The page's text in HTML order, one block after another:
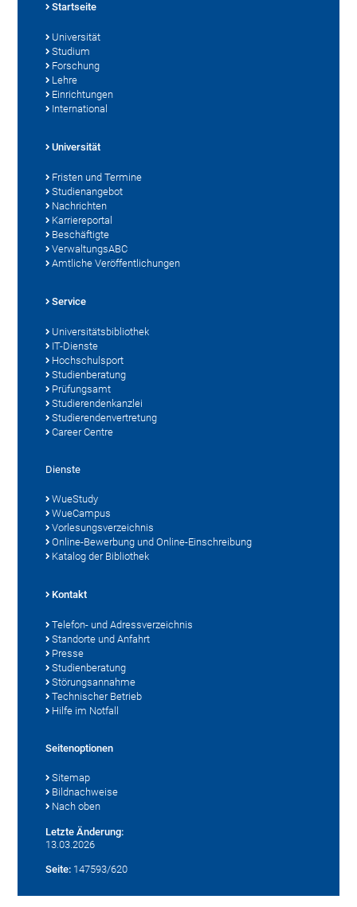
Startseite
Universität
Studium
Forschung
Lehre
Einrichtungen
International
Universität
Fristen und Termine
Studienangebot
Nachrichten
Karriereportal
Beschäftigte
VerwaltungsABC
Amtliche Veröffentlichungen
Service
Universitätsbibliothek
IT-Dienste
Hochschulsport
Studienberatung
Prüfungsamt
Studierendenkanzlei
Studierendenvertretung
Career Centre
Dienste
WueStudy
WueCampus
Vorlesungsverzeichnis
Online-Bewerbung und Online-Einschreibung
Katalog der Bibliothek
Kontakt
Telefon- und Adressverzeichnis
Standorte und Anfahrt
Presse
Studienberatung
Störungsannahme
Technischer Betrieb
Hilfe im Notfall
Seitenoptionen
Sitemap
Bildnachweise
Nach oben
Letzte Änderung:
13.03.2026
Seite: 147593/620